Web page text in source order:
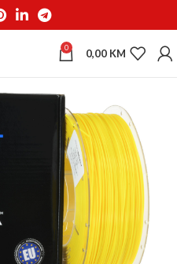
0 0,00 KM